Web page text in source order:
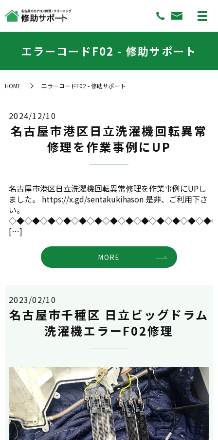
エラーコードF02 - 修助サポート
HOME エラーコードF02 - 修助サポート
2024/12/10
名古屋市港区日立洗濯機回転異常
修理を作業事例にUP
名古屋市港区日立洗濯機回転異常修理を作業事例にUPし
ました。 https://x.gd/sentakukihason 是非、ご利用下さ
い。
[…]
MORE
2023/02/10
名古屋市千種区 日立ビッグドラム
洗濯機エラーF02修理